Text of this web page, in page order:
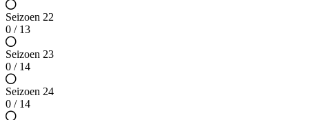
Seizoen 22
0 / 13
Seizoen 23
0 / 14
Seizoen 24
0 / 14